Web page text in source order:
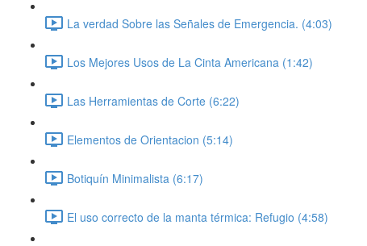
La verdad Sobre las Señales de Emergencia. (4:03)
Los Mejores Usos de La Cinta Americana (1:42)
Las Herramientas de Corte (6:22)
Elementos de Orientacion (5:14)
Botiquín Minimalista (6:17)
El uso correcto de la manta térmica: Refugio (4:58)